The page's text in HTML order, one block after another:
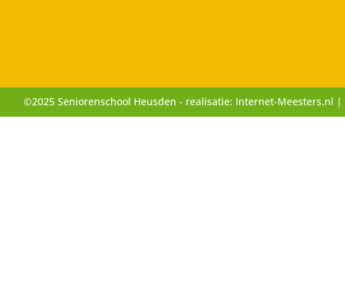
©2025 Seniorenschool Heusden - realisatie: Internet-Meesters.nl |